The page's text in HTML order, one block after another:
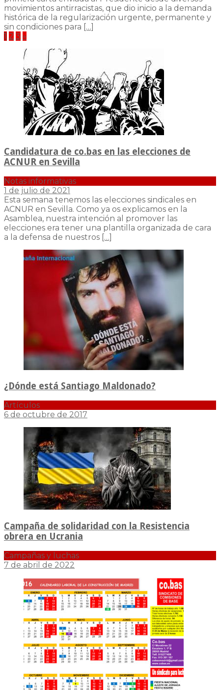
movimientos antirracistas, que dio inicio a la demanda
histórica de la regularización urgente, permanente y
sin condiciones para […]
Paginación
entradas
1 2 3 »
Candidatura de co.bas en las elecciones de
ACNUR en Sevilla
Notas informativas
1 de julio de 2021
Esta semana tenemos las elecciones sindicales en
ACNUR en Sevilla. Como ya os explicamos en la
Asamblea, nuestra intención al promover las
elecciones era tener una plantilla organizada de cara
a la defensa de nuestros […]
¿Dónde está Santiago Maldonado?
Artículos
6 de octubre de 2017
Campaña de solidaridad con la Resistencia
obrera en Ucrania
Campañas y luchas
7 de abril de 2022